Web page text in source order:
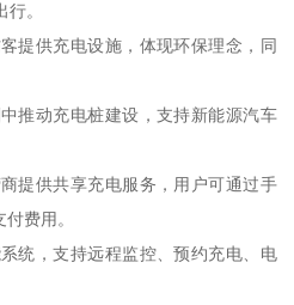
。
提供充电设施，体现环保理念，同
推动充电桩建设，支持新能源汽车
提供共享充电服务，用户可通过手
费用。
统，支持远程监控、预约充电、电